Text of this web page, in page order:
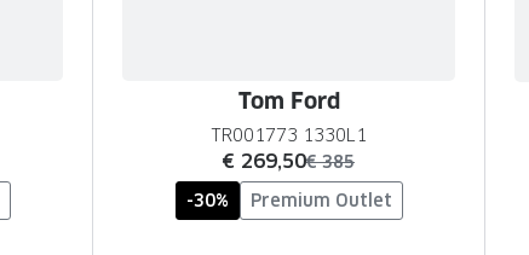
Tom Ford
TR001773 1330L1
nu:
€ 269,50was:
€ 385
-30%
Premium Outlet